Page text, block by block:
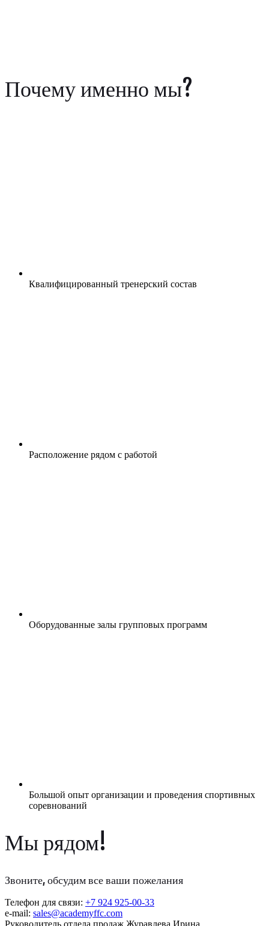
Почему именно мы?
Квалифицированный тренерский состав
Расположение рядом с работой
Оборудованные залы групповых программ
Большой опыт организации и проведения спортивных
соревнований
Мы рядом!
Звоните, обсудим все ваши пожелания
Телефон для связи: +7 924 925-00-33
e-mail: sales@academyffc.com
Руководитель отдела продаж Журавлева Ирина